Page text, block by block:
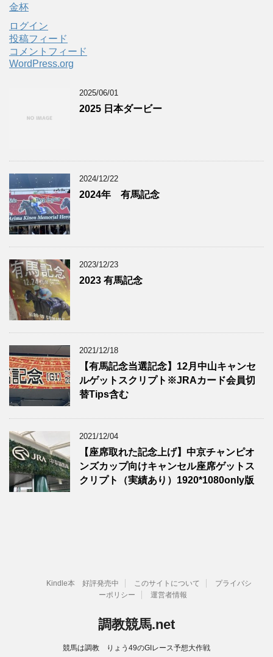
金杯
ログイン
投稿フィード
コメントフィード
WordPress.org
2025/06/01
2025 日本ダービー
2024/12/22
2024年 有馬記念
2023/12/23
2023 有馬記念
2021/12/18
【有馬記念当選記念】12月中山キャンセ
ルゲットスクリプト※JRAカード会員切
替Tips含む
2021/12/04
【座席取れた記念上げ】中京チャンピオ
ンズカップ向けキャンセル座席ゲットス
クリプト（実績あり）1920*1080only版
Kindle本 好評発売中 このサイトについて
プライバシ
ーポリシー
運営者情報
調教競馬.net
競馬は調教 りょう49のGIレース予想大作戦